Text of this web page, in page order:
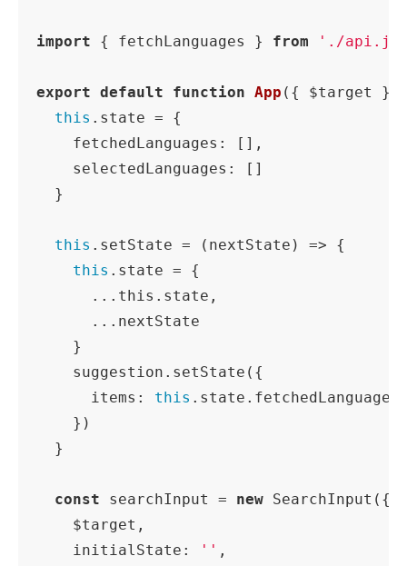
import { fetchLanguages } from './
export default function App ( { $target }
this .state = {
fetchedLanguages : [],
selectedLanguages : []
  }
this .setState = ( nextState ) => {
this .state = {
      ...this.state,
      ...nextState
    }
    suggestion.setState({
items : this .state.fetchedLanguages
    })
  }
const searchInput = new SearchInput({
    $target,
initialState : '' ,